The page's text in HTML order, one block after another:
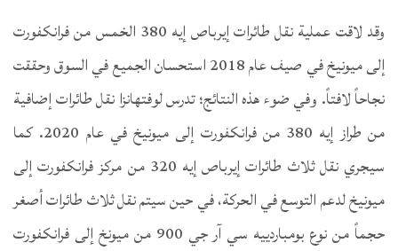
وقد لاقت عملية نقل طائرات إيرباص إيه 380 الخمس من فرانكفورت
إلى ميونيخ في صيف عام 2018 استحسان الجميع في السوق وحققت
نجاحاً لافتاً. وفي ضوء هذه النتائج؛ تدرس لوفتهانزا نقل طائرات إضافية
من طراز إيه 380 من فرانكفورت إلى ميونيخ في عام 2020. كما
سيجري نقل ثلاث طائرات إيرباص إيه 320 من مركز فرانكفورت إلى
ميونيخ لدعم التوسع في الحركة، في حين سيتم نقل ثلاث طائرات أصغر
حجماً من نوع بومباردييه سي آر جي 900 من ميونخ إلى فرانكفورت